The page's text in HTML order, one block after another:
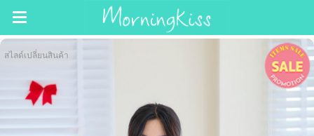
สไลด์เปลี่ยนสินค้า